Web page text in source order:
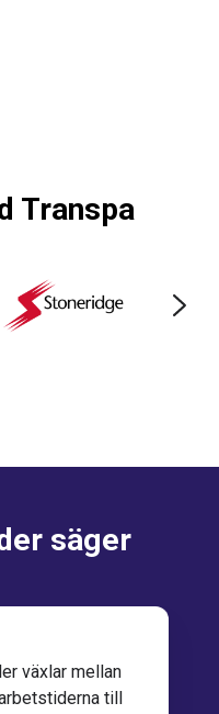
Transpa
säger
växlar mellan
till